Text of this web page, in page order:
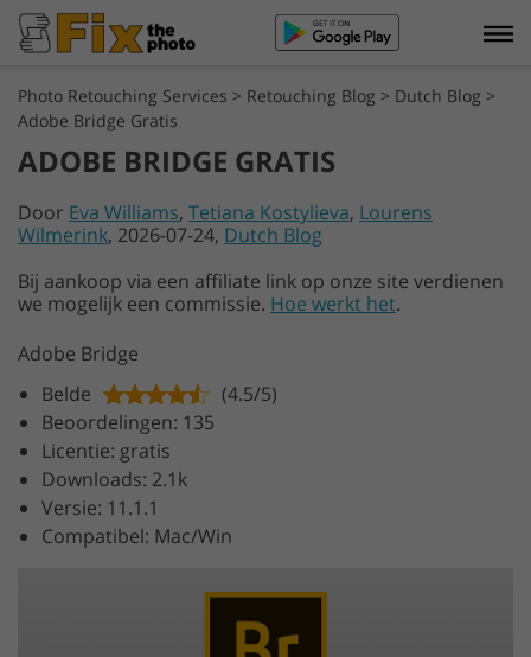
Photo Retouching Services > Retouching Blog > Dutch Blog >
Adobe Bridge Gratis
ADOBE BRIDGE GRATIS
Door Eva Williams, Tetiana Kostylieva, Lourens
Wilmerink, 2026-07-24, Dutch Blog
Bij aankoop via een affiliate link op onze site verdienen
we mogelijk een commissie. Hoe werkt het.
Adobe Bridge
Belde
(4.5/5)
Beoordelingen: 135
Licentie: gratis
Downloads: 2.1k
Versie: 11.1.1
Compatibel: Mac/Win